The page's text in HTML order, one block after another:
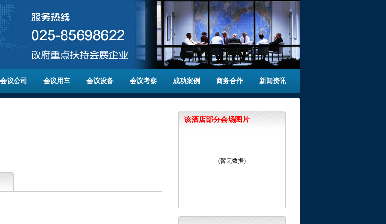
会议公司 会议用车 会议设备 会议考察 成功案例 商务合作 新闻资讯
该酒店部分会场图片
(暂无数据)